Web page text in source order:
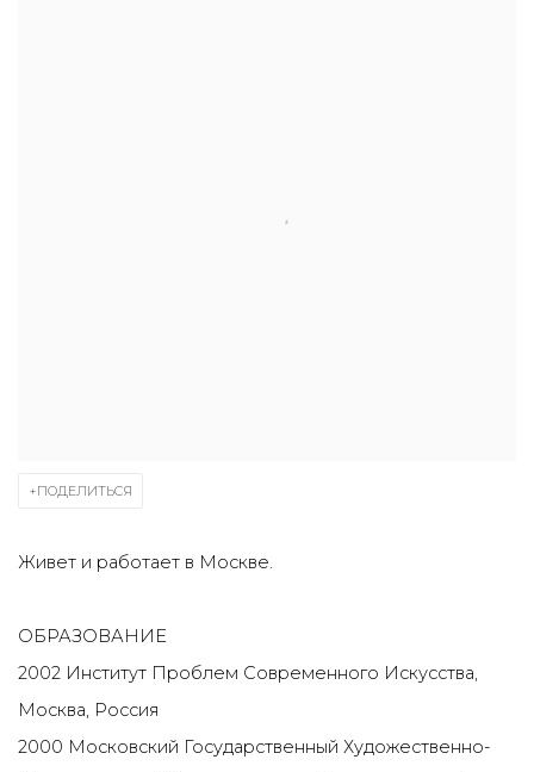
ПОДЕЛИТЬСЯ
Живет и работает в Москве.
ОБРАЗОВАНИЕ
2002 Институт Проблем Современного Искусства,
Москва, Россия
2000 Московский Государственный Художественно-